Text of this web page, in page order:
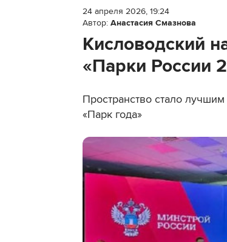
24 апреля 2026, 19:24
Автор: Анастасия Смазнова
Кисловодский
«Парки России
Пространство стало
«Парк года»